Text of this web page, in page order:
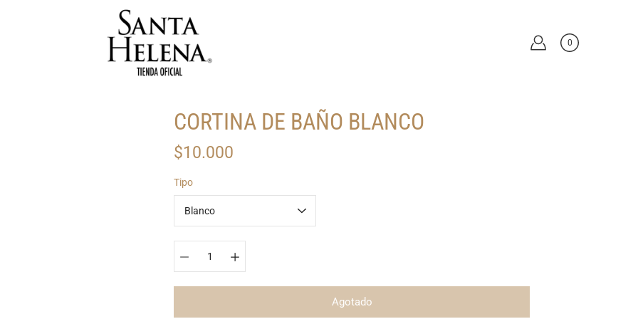
0
CORTINA DE BAÑO BLANCO
$10.000
Tipo
Seleccionar
variante
Agotado